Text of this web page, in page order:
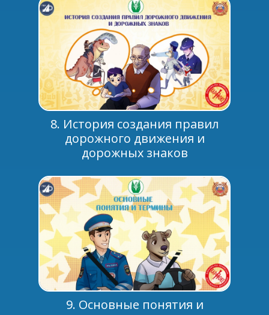
8. История создания правил
дорожного движения и
дорожных знаков
9. Основные понятия и